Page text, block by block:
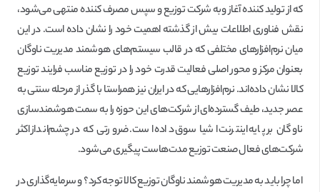
که از تولید کننده آغاز وبه شرکت توزیع و سپس مصرف کننده منتهی می‌شود،
نقش فناوری اطلاعات بیش از گذشته اهمیت خود را نشان داده است. در این
میان نرم‌افزارهای مختلفی که در قالب سیستم‌های هوشمند مدیریت ناوگان
بعنوان مرکز و محور اصلی فعالیت قدرت خود را در توزیع مناسب فرایند توزیع
کالا نشان داده‌اند. نرم‌افزارهایی که در ایران نیز همراستا با گذر از مرحله سنتی به
عصر جدید، طیف گسترده‌ای از شرکت‌های این حوزه را به سمت هوشمندسازی
ناوگان بر پایه اینترنت اشیا سوق داده است. ضرورتی که در چشم‌انداز اکثر
شرکت‌های فعال صنعت توزیع مدت‌هاست پیگیری می‌شود.
اما چرا باید به مدیریت هوشمند ناوگان توزیع کالا توجه کرد؟ و سرمایه‌گذاری در